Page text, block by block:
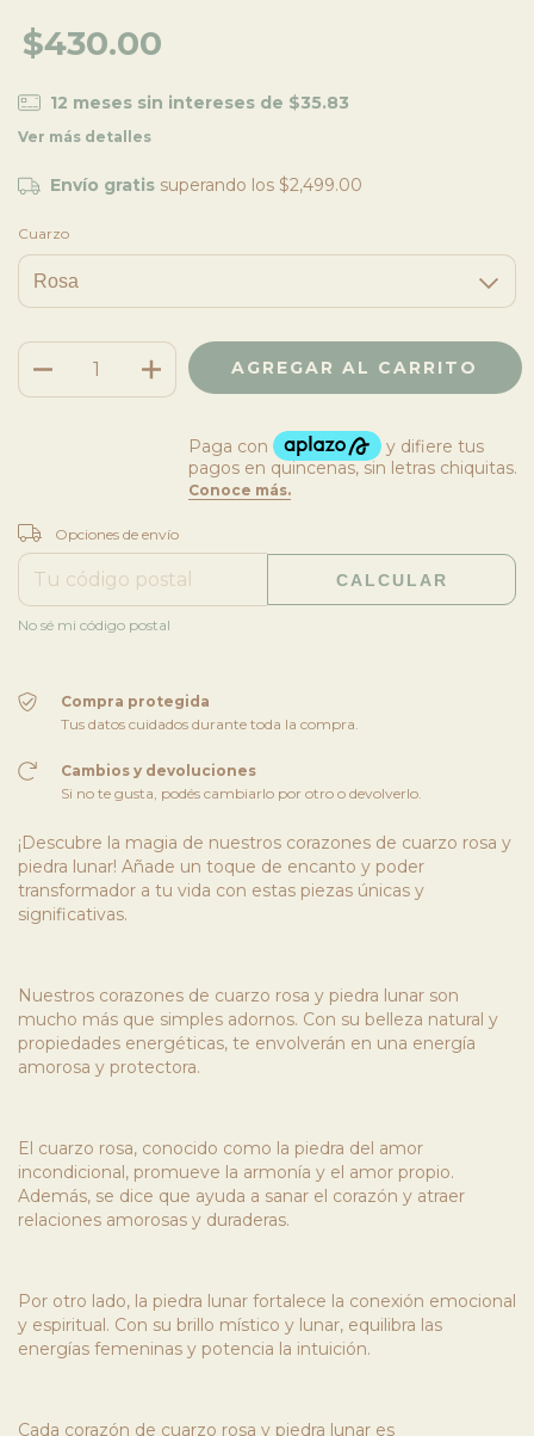
$430.00
12 meses sin intereses de $35.83
Ver más detalles
Envío gratis superando los $2,499.00
Cuarzo
Entregas para el CP:
Opciones de envío
CALCULAR
No sé mi código postal
Compra protegida
Tus datos cuidados durante toda la compra.
Cambios y devoluciones
Si no te gusta, podés cambiarlo por otro o devolverlo.
¡Descubre la magia de nuestros corazones de cuarzo rosa y
piedra lunar! Añade un toque de encanto y poder
transformador a tu vida con estas piezas únicas y
significativas.
Nuestros corazones de cuarzo rosa y piedra lunar son
mucho más que simples adornos. Con su belleza natural y
propiedades energéticas, te envolverán en una energía
amorosa y protectora.
El cuarzo rosa, conocido como la piedra del amor
incondicional, promueve la armonía y el amor propio.
Además, se dice que ayuda a sanar el corazón y atraer
relaciones amorosas y duraderas.
Por otro lado, la piedra lunar fortalece la conexión emocional
y espiritual. Con su brillo místico y lunar, equilibra las
energías femeninas y potencia la intuición.
Cada corazón de cuarzo rosa y piedra lunar es